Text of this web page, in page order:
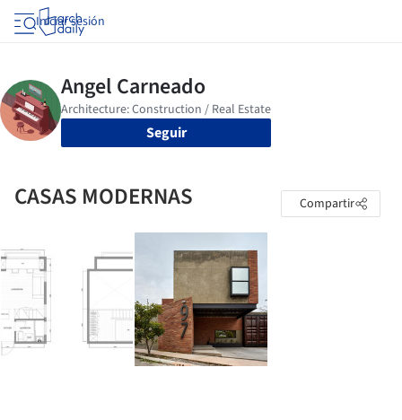
Iniciar sesión
Seguir
CASAS MODERNAS Compartir